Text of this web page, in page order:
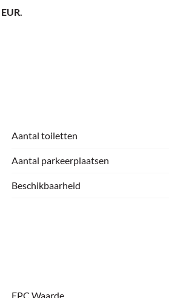
Aantal toiletten
Aantal parkeerplaatsen
Beschikbaarheid
EPC Waarde